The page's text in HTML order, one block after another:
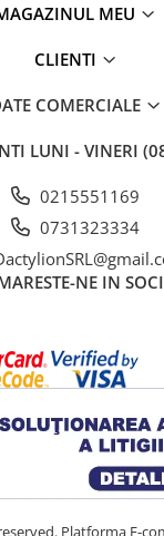
MEU
CLIENTI
COMERCIALE
LUNI - VINERI
0215551169
0731323334
NE IN
Platforma E-